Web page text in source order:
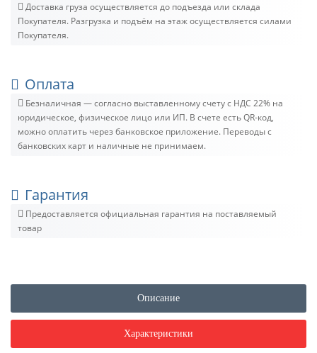
Доставка груза осуществляется до подъезда или склада
Покупателя. Разгрузка и подъём на этаж осуществляется силами
Покупателя.
Оплата
Безналичная — согласно выставленному счету c НДС 22% на
юридическое, физическое лицо или ИП. В счете есть QR-код,
можно оплатить через банковское приложение. Переводы с
банковских карт и наличные не принимаем.
Гарантия
Предоставляется официальная гарантия на поставляемый
товар
Описание
Характеристики